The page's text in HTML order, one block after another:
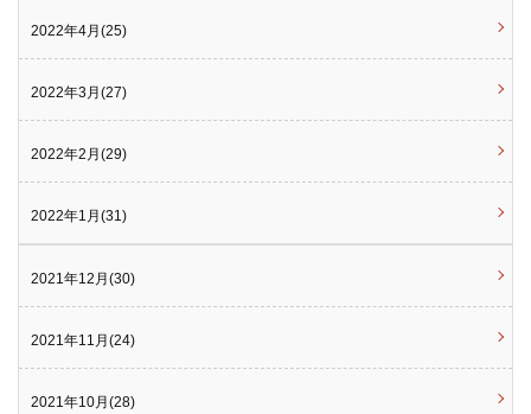
2022年4月(25)
2022年3月(27)
2022年2月(29)
2022年1月(31)
2021年12月(30)
2021年11月(24)
2021年10月(28)